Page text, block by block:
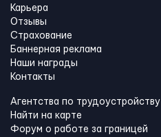
Карьера
Отзывы
Страхование
Баннерная реклама
Наши награды
Контакты
Агентства по трудоустройству
Найти на карте
Форум о работе за границей